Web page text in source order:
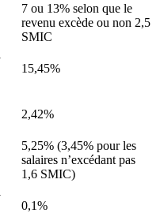
7 ou 13% selon que le
revenu excède ou non 2,5
SMIC
15,45%
2,42%
5,25% (3,45% pour les
salaires n’excédant pas
1,6 SMIC)
0,1%